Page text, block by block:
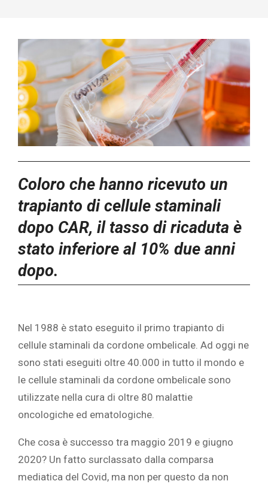
Coloro che hanno ricevuto un
trapianto di cellule staminali
dopo CAR, il tasso di ricaduta è
stato inferiore al 10% due anni
dopo.
Nel 1988 è stato eseguito il primo trapianto di
cellule staminali da cordone ombelicale. Ad oggi ne
sono stati eseguiti oltre 40.000 in tutto il mondo e
le cellule staminali da cordone ombelicale sono
utilizzate nella cura di oltre 80 malattie
oncologiche ed ematologiche.
Che cosa è successo tra maggio 2019 e giugno
2020? Un fatto surclassato dalla comparsa
mediatica del Covid, ma non per questo da non